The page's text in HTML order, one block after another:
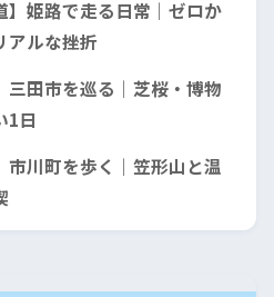
】姫路で走る日常｜ゼロか
アルな挫折
三田市を巡る｜芝桜・博物
1日
市川町を歩く｜笠形山と温